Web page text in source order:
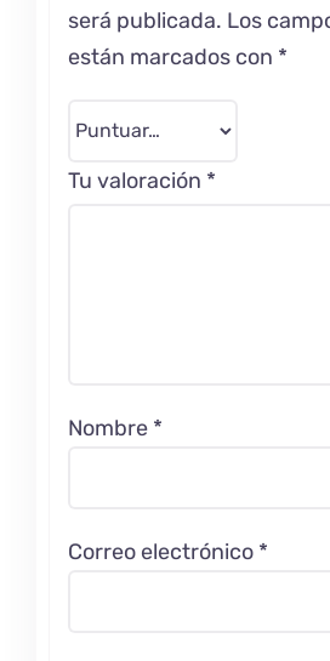
será publicada. Los
están marcados con *
Tu valoración *
Nombre *
Correo electrónico *